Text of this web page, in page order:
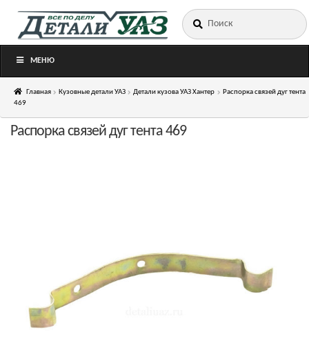
Перейти
Перейти
Искать:
МЕНЮ
Главная Кузовные детали УАЗ Детали кузова УАЗ Хантер
Распорка связей дуг тента
469
Распорка связей дуг тента 469